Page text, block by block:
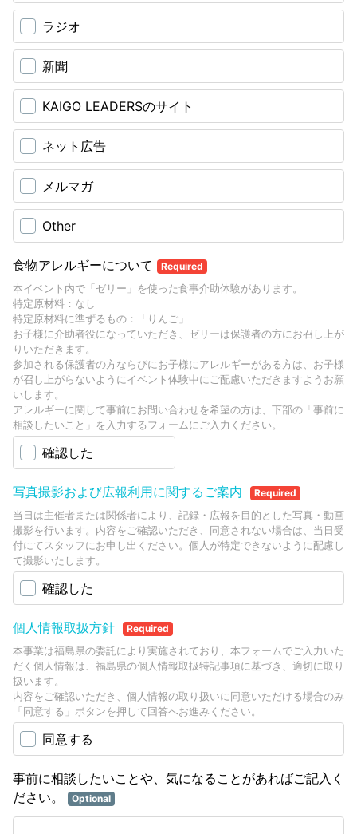
ラジオ
新聞
KAIGO LEADERSのサイト
ネット広告
メルマガ
Other
食物アレルギーについて Required
本イベント内で「ゼリー」を使った食事介助体験があります。
特定原材料：なし
特定原材料に準ずるもの：「りんご」
お子様に介助者役になっていただき、ゼリーは保護者の方にお召し上が
りいただきます。
参加される保護者の方ならびにお子様にアレルギーがある方は、お子様
が召し上がらないようにイベント体験中にご配慮いただきますようお願
いします。
アレルギーに関して事前にお問い合わせを希望の方は、下部の「事前に
相談したいこと」を入力するフォームにご入力ください。
確認した
写真撮影および広報利用に関するご案内 Required
当日は主催者または関係者により、記録・広報を目的とした写真・動画
撮影を行います。内容をご確認いただき、同意されない場合は、当日受
付にてスタッフにお申し出ください。個人が特定できないように配慮し
て撮影いたします。
確認した
個人情報取扱方針 Required
本事業は福島県の委託により実施されており、本フォームでご入力いた
だく個人情報は、福島県の個人情報取扱特記事項に基づき、適切に取り
扱います。
内容をご確認いただき、個人情報の取り扱いに同意いただける場合のみ
「同意する」ボタンを押して回答へお進みください。
同意する
事前に相談したいことや、気になることがあればご記入く
ださい。
Optional